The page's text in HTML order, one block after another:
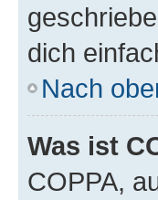
dich
Nach
Was ist
COPPA,